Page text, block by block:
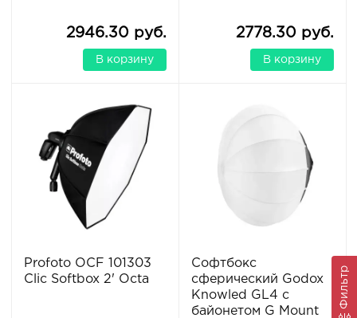
Фильтр
2946.30 руб.
В корзину
2778.30 руб.
В корзину
Profoto OCF 101303
Clic Softbox 2' Octa
Софтбокс
сферический Godox
Knowled GL4 с
байонетом G Mount